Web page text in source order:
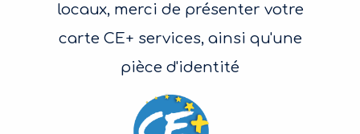
locaux, merci de présenter votre
carte CE+ services, ainsi qu'une
pièce d'identité